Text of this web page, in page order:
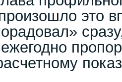
это